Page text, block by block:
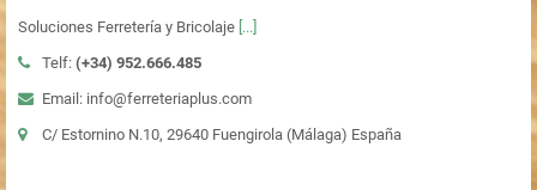
Soluciones Ferretería y Bricolaje [...]
Telf: (+34) 952.666.485
Email: info@ferreteriaplus.com
C/ Estornino N.10, 29640 Fuengirola (Málaga) España